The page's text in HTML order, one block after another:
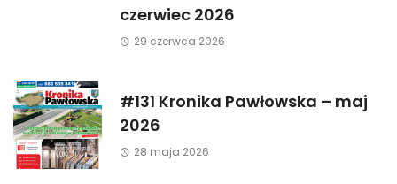
czerwiec 2026
29 czerwca 2026
#131 Kronika Pawłowska – maj
2026
28 maja 2026